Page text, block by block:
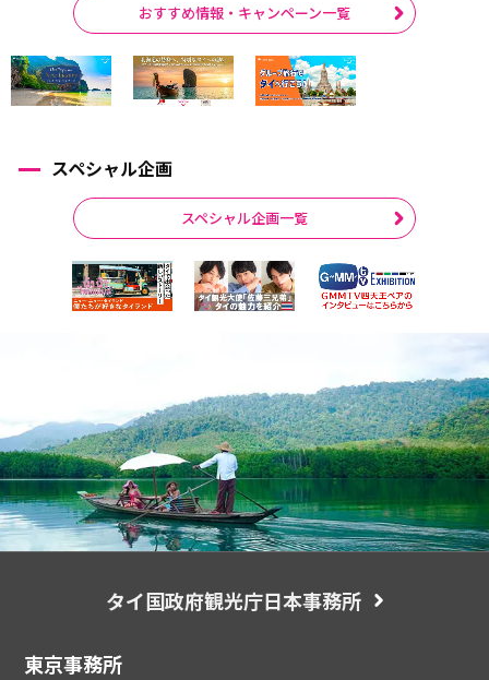
おすすめ情報・キャンペーン一覧
スペシャル企画
スペシャル企画一覧
タイ国政府観光庁日本事務所
東京事務所